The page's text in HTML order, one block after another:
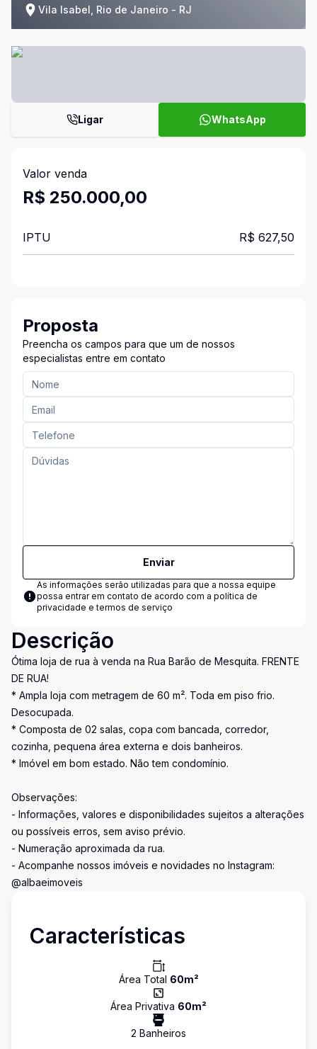
Vila Isabel, Rio de Janeiro - RJ
Ligar WhatsApp
Valor venda
R$ 250.000,00
IPTU R$ 627,50
Proposta
Preencha os campos para que um de nossos
especialistas entre em contato
Enviar
As informações serão utilizadas para que a nossa equipe
possa entrar em contato de acordo com a política de
privacidade e termos de serviço
Descrição
Ótima loja de rua à venda na Rua Barão de Mesquita. FRENTE
DE RUA!
* Ampla loja com metragem de 60 m². Toda em piso frio.
Desocupada.
* Composta de 02 salas, copa com bancada, corredor,
cozinha, pequena área externa e dois banheiros.
* Imóvel em bom estado. Não tem condomínio.
Observações:
- Informações, valores e disponibilidades sujeitos a alterações
ou possíveis erros, sem aviso prévio.
- Numeração aproximada da rua.
- Acompanhe nossos imóveis e novidades no Instagram:
@albaeimoveis
Características
Área Total 60m²
Área Privativa 60m²
2 Banheiros